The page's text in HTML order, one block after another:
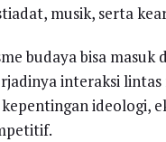
musik, serta
budaya bisa
interaksi
kepentingan ideologi,